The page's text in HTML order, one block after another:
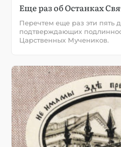
Еще раз об Останках
Перечтем еще раз эти пять
подтверждающих
Царственных Мучеников.